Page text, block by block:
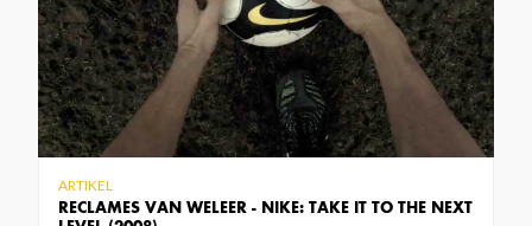
RECLAMES VAN WELEER - NIKE: TAKE IT TO THE NEXT
ARTIKEL